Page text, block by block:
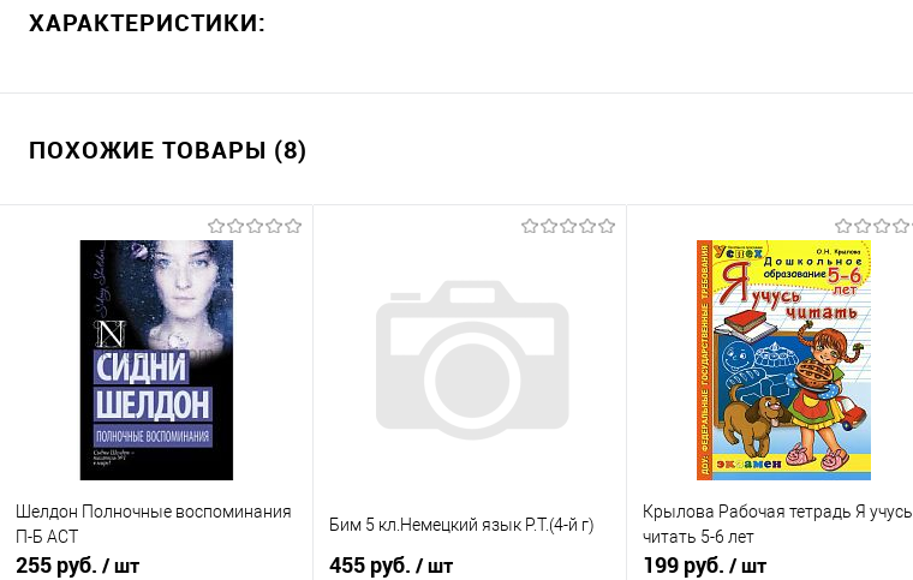
ХАРАКТЕРИСТИКИ:
ПОХОЖИЕ ТОВАРЫ (8)
Шелдон Полночные воспоминания
П-Б АСТ
255 руб. / шт
Бим 5 кл.Немецкий язык Р.Т.(4-й г)
455 руб. / шт
Крылова Рабочая тетрадь Я учусь
читать 5-6 лет
199 руб. / шт